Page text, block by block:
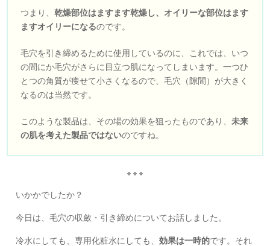
つまり、乾燥部位はますます乾燥し、オイリーな部位はます
ますオイリーになるのです。
毛穴を引き締めるために使用しているのに、これでは、いつ
の間にか毛穴がさらに目立つ肌になってしまいます。一つひ
とつの角質が痩せて小さくなるので、毛穴（隙間）が大きく
なるのは当然です。
このような製品は、その場の効果を狙ったものであり、未来
の肌を考えた製品ではないのですね。
いかかでしたか？
今日は、毛穴の収斂・引き締めについてお話しました。
冷水にしても、専用化粧水にしても、効果は一時的です。それ